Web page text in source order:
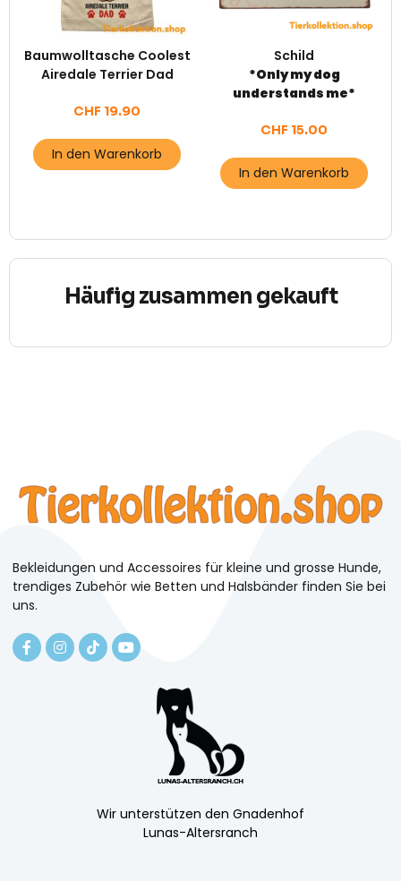
Baumwolltasche Coolest
Airedale Terrier Dad
CHF 19.90
In den Warenkorb
Schild
*Only my dog
understands me*
CHF 15.00
In den Warenkorb
Häufig zusammen gekauft
Bekleidungen und Accessoires für kleine und grosse Hunde,
trendiges Zubehör wie Betten und Halsbänder finden Sie bei
uns.
Wir unterstützen den Gnadenhof
Lunas-Altersranch